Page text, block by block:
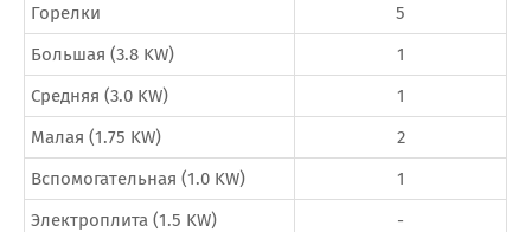
Горелки
5
Большая (3.8 KW)
1
Средняя (3.0 KW)
1
Малая (1.75 KW)
2
Вспомогательная (1.0 KW)
1
Электроплита (1.5 KW)
-